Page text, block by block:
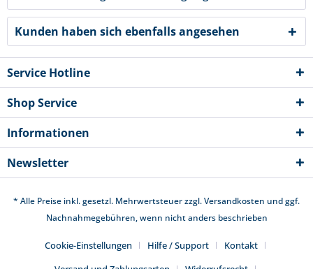
Kunden haben sich ebenfalls angesehen
Service Hotline
Shop Service
Informationen
Newsletter
* Alle Preise inkl. gesetzl. Mehrwertsteuer zzgl.Versandkosten und ggf.
Nachnahmegebühren, wenn nicht anders beschrieben
Cookie-Einstellungen Hilfe / Support
Kontakt